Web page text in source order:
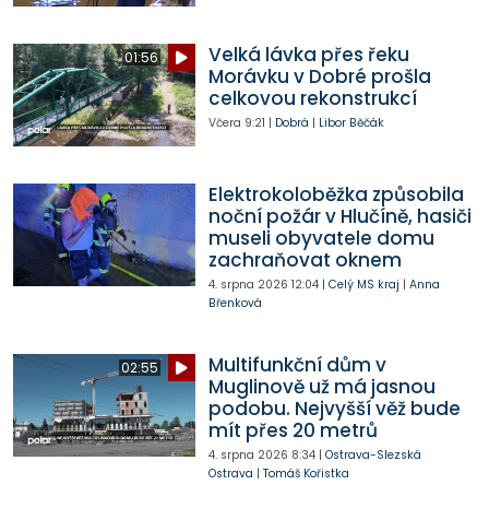
01:56
Velká lávka přes řeku
Morávku v Dobré prošla
celkovou rekonstrukcí
Včera 9:21 | Dobrá | Libor Běčák
Elektrokoloběžka způsobila
noční požár v Hlučíně, hasiči
museli obyvatele domu
zachraňovat oknem
4. srpna 2026 12:04| Celý MS kraj | Anna
Břenková
02:55
Multifunkční dům v
Muglinově už má jasnou
podobu. Nejvyšší věž bude
mít přes 20 metrů
4. srpna 2026 8:34| Ostrava-Slezská
Ostrava | Tomáš Kořistka